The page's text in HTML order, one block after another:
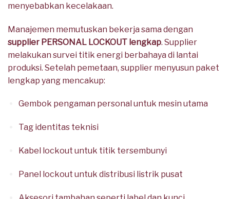
menyebabkan kecelakaan.
Manajemen memutuskan bekerja sama dengan
supplier PERSONAL LOCKOUT lengkap. Supplier
melakukan survei titik energi berbahaya di lantai
produksi. Setelah pemetaan, supplier menyusun paket
lengkap yang mencakup:
Gembok pengaman personal untuk mesin utama
Tag identitas teknisi
Kabel lockout untuk titik tersembunyi
Panel lockout untuk distribusi listrik pusat